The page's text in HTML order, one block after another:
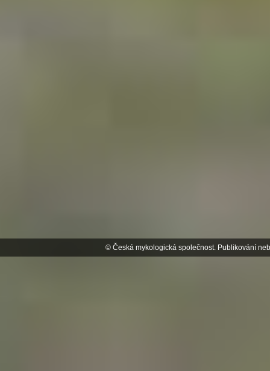
© Česká mykologická společnost. Publikování